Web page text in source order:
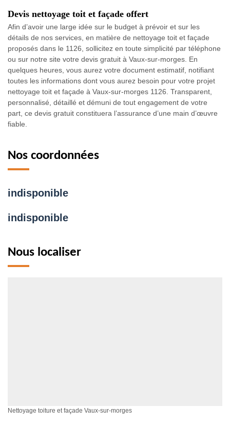
Devis nettoyage toit et façade offert
Afin d’avoir une large idée sur le budget à prévoir et sur les
détails de nos services, en matière de nettoyage toit et façade
proposés dans le 1126, sollicitez en toute simplicité par téléphone
ou sur notre site votre devis gratuit à Vaux-sur-morges. En
quelques heures, vous aurez votre document estimatif, notifiant
toutes les informations dont vous aurez besoin pour votre projet
nettoyage toit et façade à Vaux-sur-morges 1126. Transparent,
personnalisé, détaillé et démuni de tout engagement de votre
part, ce devis gratuit constituera l’assurance d’une main d’œuvre
fiable.
Nos coordonnées
indisponible
indisponible
Nous localiser
Nettoyage toiture et façade Vaux-sur-morges